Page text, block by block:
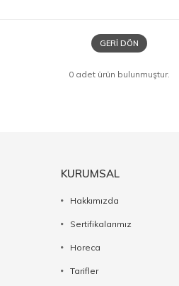
GERI DÖN
0 adet ürün bulunmuştur.
KURUMSAL
Hakkımızda
Sertifikalarımız
Horeca
Tarifler